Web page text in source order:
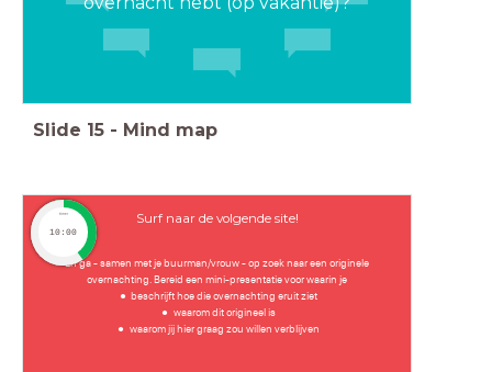
Slide 15 - Mind map
Surf naar de volgende site!
En ga - samen met je buurman/vrouw - op zoek naar een originele
overnachting. Bereid een mini-presentatie voor waarin je
beschrijft hoe die overnachting eruit ziet
waarom dit origineel is
waarom jij hier graag zou willen verblijven
timer
10:00